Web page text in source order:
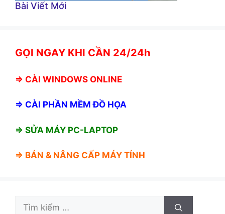
Bài Viết Mới
GỌI NGAY KHI CẦN 24/24h
⇒ CÀI WINDOWS ONLINE
⇒ CÀI PHẦN MỀM ĐỒ HỌA
⇒ SỬA MÁY PC-LAPTOP
⇒ BÁN & NÂNG CẤP MÁY TÍNH
Tìm